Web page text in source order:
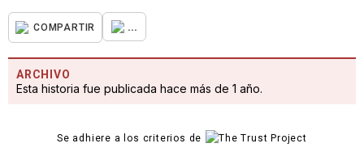
COMPARTIR ...
ARCHIVO
Esta historia fue publicada hace más de 1 año.
Se adhiere a los criterios de